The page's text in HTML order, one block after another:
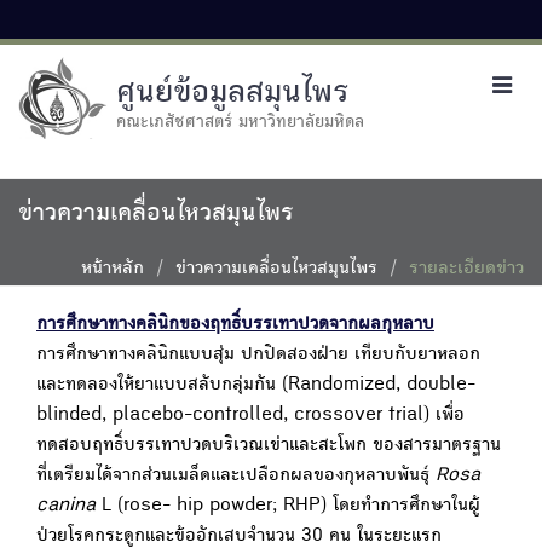
ศูนย์ข้อมูลสมุนไพร
คณะเภสัชศาสตร์ มหาวิทยาลัยมหิดล
ข่าวความเคลื่อนไหวสมุนไพร
หน้าหลัก ข่าวความเคลื่อนไหวสมุนไพร รายละเอียดข่าว
การศึกษาทางคลินิกของฤทธิ์บรรเทาปวดจากผลกุหลาบ
การศึกษาทางคลินิกแบบสุ่ม ปกปิดสองฝ่าย เทียบกับยาหลอก
และทดลองให้ยาแบบสลับกลุ่มกัน (Randomized, double-
blinded, placebo-controlled, crossover trial) เพื่อ
ทดสอบฤทธิ์บรรเทาปวดบริเวณเข่าและสะโพก ของสารมาตรฐาน
ที่เตรียมได้จากส่วนเมล็ดและเปลือกผลของกุหลาบพันธุ์ Rosa
canina L (rose- hip powder; RHP) โดยทำการศึกษาในผู้
ป่วยโรคกระดูกและข้ออักเสบจำนวน 30 คน ในระยะแรก